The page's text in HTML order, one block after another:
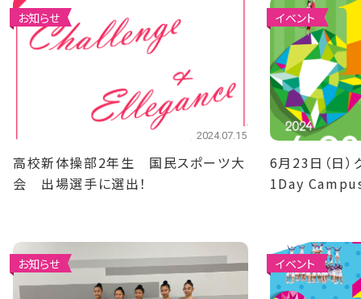
お知らせ
2024.07.15
高校新体操部2年生 国民スポーツ大
会 出場選手に選出！
イベント
6月23日（日）
1Day
お知らせ イベント